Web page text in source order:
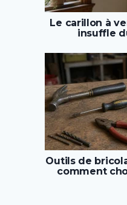
Le carillon à
insuffle
Outils de
comment